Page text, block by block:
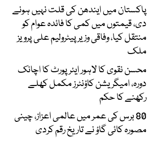
پاکستان میں ایندھن کی قلت نہیں ہونے
دی، قیمتوں میں کمی کا فائدہ عوام کو
منتقل کیا، وفاقی وزیر پیٹرولیم علی پرویز
ملک
محسن نقوی کا لاہور ایئرپورٹ کا اچانک
دورہ، امیگریشن کاؤنٹرز مکمل کھلے
رکھنے کا حکم
80 برس کی عمر میں عالمی اعزاز، چینی
مصورہ کائی گاؤ نے تاریخ رقم کردی